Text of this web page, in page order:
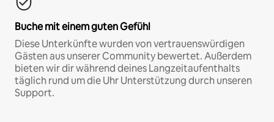
Buche mit einem guten Gefühl
Diese Unterkünfte wurden von vertrauenswürdigen
Gästen aus unserer Community bewertet. Außerdem
bieten wir dir während deines Langzeitaufenthalts
täglich rund um die Uhr Unterstützung durch unseren
Support.